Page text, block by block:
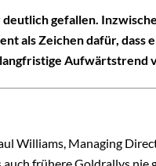
gefallen.
als Zeichen dafür, dass
Aufwärtstrend
Williams, Managing